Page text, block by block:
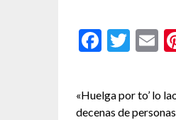
«Huelga por to’ lo
decenas de